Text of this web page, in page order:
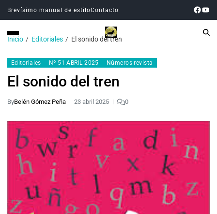
Brevísimo manual de estiloContacto
Inicio Editoriales El sonido del tren
Editoriales Nº 51 ABRIL 2025 Números revista
El sonido del tren
ByBelén Gómez Peña 23 abril 2025 0